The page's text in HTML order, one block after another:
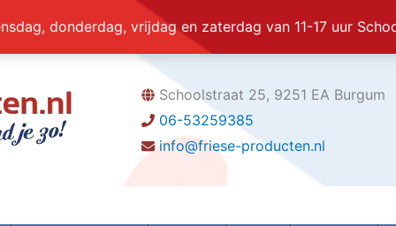
donderdag, vrijdag en zaterdag van 11-17 uur
Schoolstraat 25, 9251 EA Burgum
06-53259385
info@friese-producten.nl